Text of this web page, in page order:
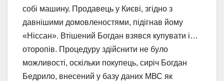
собі машину. Продавець у Києві, згідно з
давнішими домовленостями, підігнав йому
«Ніссан». Втішений Богдан взявся купувати і…
оторопів. Процедуру здійснити не було
можливості, оскільки покупець, сиріч Богдан
Бедрило, внесений у базу даних МВС як